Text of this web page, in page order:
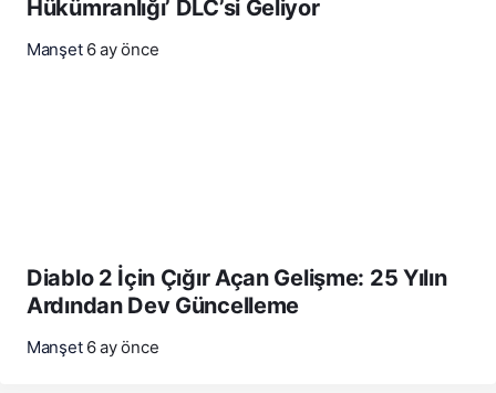
Hükümranlığı’ DLC’si Geliyor
Manşet 6 ay önce
Diablo 2 İçin Çığır Açan Gelişme: 25 Yılın
Ardından Dev Güncelleme
Manşet 6 ay önce